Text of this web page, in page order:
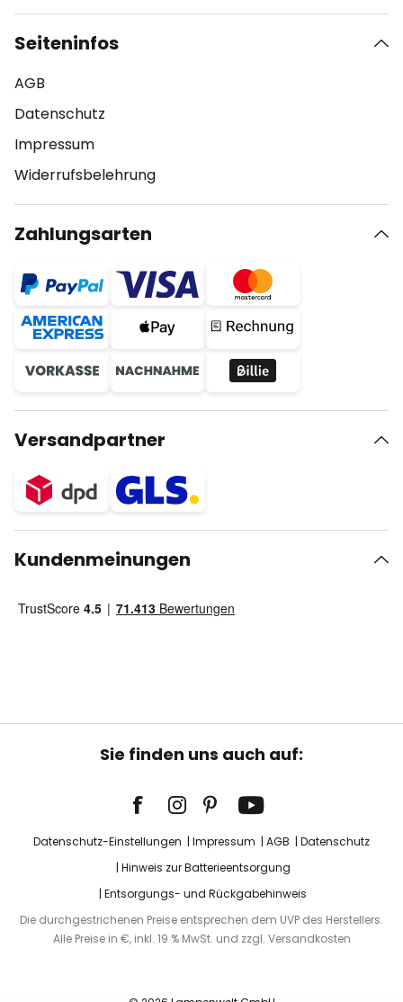
Seiteninfos
AGB
Datenschutz
Impressum
Widerrufsbelehrung
Zahlungsarten
Versandpartner
Kundenmeinungen
Sie finden uns auch auf:
Datenschutz-Einstellungen Impressum AGB
Datenschutz
Hinweis zur Batterieentsorgung
Entsorgungs- und Rückgabehinweis
Die durchgestrichenen Preise entsprechen dem UVP des Herstellers.
Alle Preise in €, inkl. 19 % MwSt. und zzgl. Versandkosten